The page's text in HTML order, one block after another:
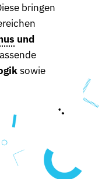
bringen
und
sowie